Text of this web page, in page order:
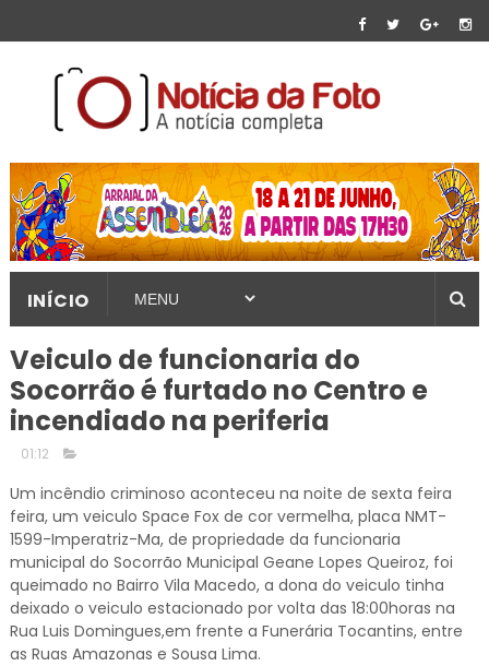
INÍCIO
Veiculo de funcionaria do
Socorrão é furtado no Centro e
incendiado na periferia
01:12
Um incêndio criminoso aconteceu na noite de sexta feira
feira, um veiculo Space Fox de cor vermelha, placa NMT-
1599-Imperatriz-Ma, de propriedade da funcionaria
municipal do Socorrão Municipal Geane Lopes Queiroz, foi
queimado no Bairro Vila Macedo, a dona do veiculo tinha
deixado o veiculo estacionado por volta das 18:00horas na
Rua Luis Domingues,em frente a Funerária Tocantins, entre
as Ruas Amazonas e Sousa Lima.